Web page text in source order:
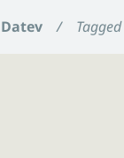
Datev / Tagged